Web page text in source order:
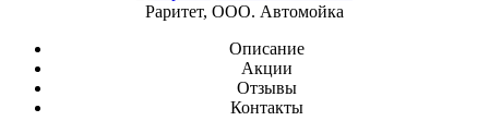
Раритет, ООО. Автомойка
Описание
Акции
Отзывы
Контакты